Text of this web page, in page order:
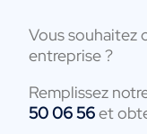
Vous souhaitez
entreprise ?
Remplissez
50 06 56et